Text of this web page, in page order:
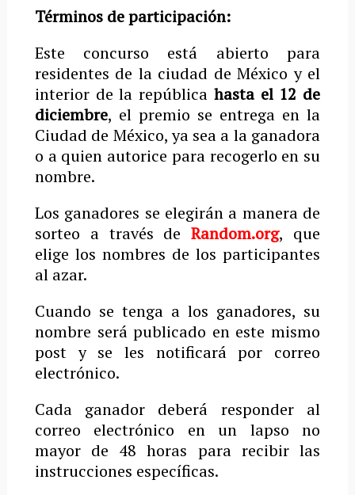
Términos de participación:
Este concurso está abierto para
residentes de la ciudad de México y el
interior de la república hasta el 12 de
diciembre, el premio se entrega en la
Ciudad de México, ya sea a la ganadora
o a quien autorice para recogerlo en su
nombre.
Los ganadores se elegirán a manera de
sorteo a través deRandom.org, que
elige los nombres de los participantes
al azar.
Cuando se tenga a los ganadores, su
nombre será publicado en este mismo
post y se les notificará por correo
electrónico.
Cada ganador deberá responder al
correo electrónico en un lapso no
mayor de 48 horas para recibir las
instrucciones específicas.